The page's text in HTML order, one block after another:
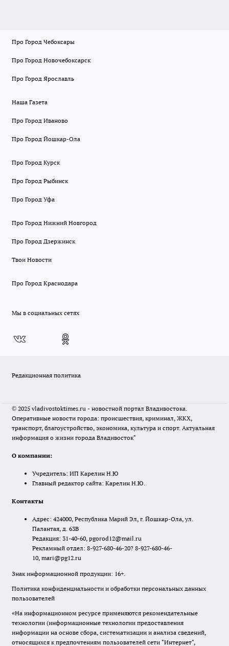
Про Город Чебоксары
Про Город Новочебоксарск
Про Город Ярославль
Наша Газета
Про Город Иваново
Про Город Йошкар-Ола
Про Город Курск
Про Город Рыбинск
Про Город Уфа
Про Город Нижний Новгород
Про Город Дзержинск
Твои Новости
Про Город Краснодара
Мы в социальных сетях
Редакционная политика
© 2025 vladivostoktimes.ru - новостной портал Владивостока.
Оперативные новости города: происшествия, криминал, ЖКХ,
транспорт, благоустройство, экономика, культура и спорт. Актуальная
информация о жизни города Владивосток"
О компании:
Учредитель: ИП Карелин Н.Ю
Главный редактор сайта: Карелин Н.Ю.
Контакты
Адрес: 424000, Республика Марий Эл, г. Йошкар-Ола, ул.
Палантая, д. 63В
Редакция: 31-40-60, pgorod12@mail.ru
Рекламный отдел: 8-927-680-46-20? 8-927-680-46-
10, mari@pg12.ru
Знак информационной продукции: 16+.
Политика конфиденциальности и обработки персональных данных
пользователей
«На информационном ресурсе применяются рекомендательные
технологии (информационные технологии предоставления
информации на основе сбора, систематизации и анализа сведений,
относящихся к предпочтениям пользователей сети "Интернет",